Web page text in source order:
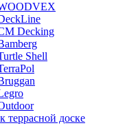
Decking
Shell
доске